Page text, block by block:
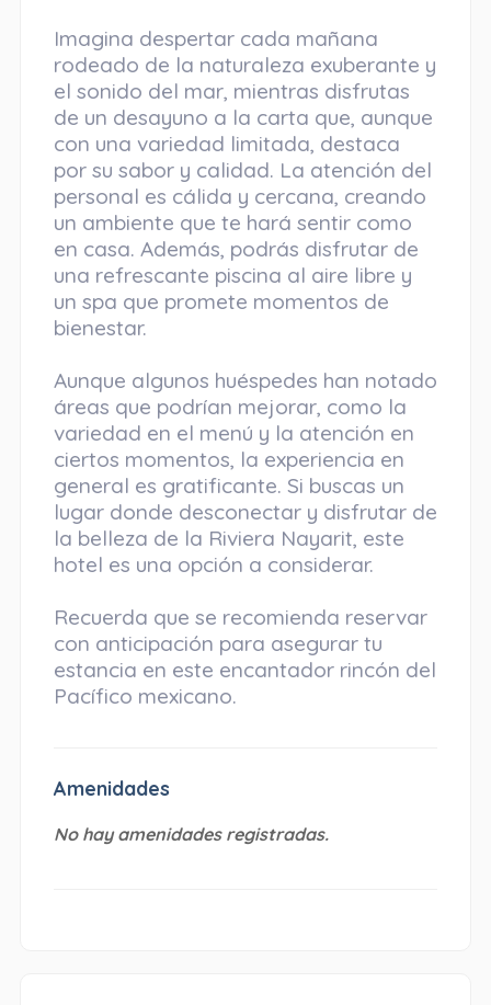
Imagina despertar cada mañana
rodeado de la naturaleza exuberante y
el sonido del mar, mientras disfrutas
de un desayuno a la carta que, aunque
con una variedad limitada, destaca
por su sabor y calidad. La atención del
personal es cálida y cercana, creando
un ambiente que te hará sentir como
en casa. Además, podrás disfrutar de
una refrescante piscina al aire libre y
un spa que promete momentos de
bienestar.
Aunque algunos huéspedes han notado
áreas que podrían mejorar, como la
variedad en el menú y la atención en
ciertos momentos, la experiencia en
general es gratificante. Si buscas un
lugar donde desconectar y disfrutar de
la belleza de la Riviera Nayarit, este
hotel es una opción a considerar.
Recuerda que se recomienda reservar
con anticipación para asegurar tu
estancia en este encantador rincón del
Pacífico mexicano.
Amenidades
No hay amenidades registradas.